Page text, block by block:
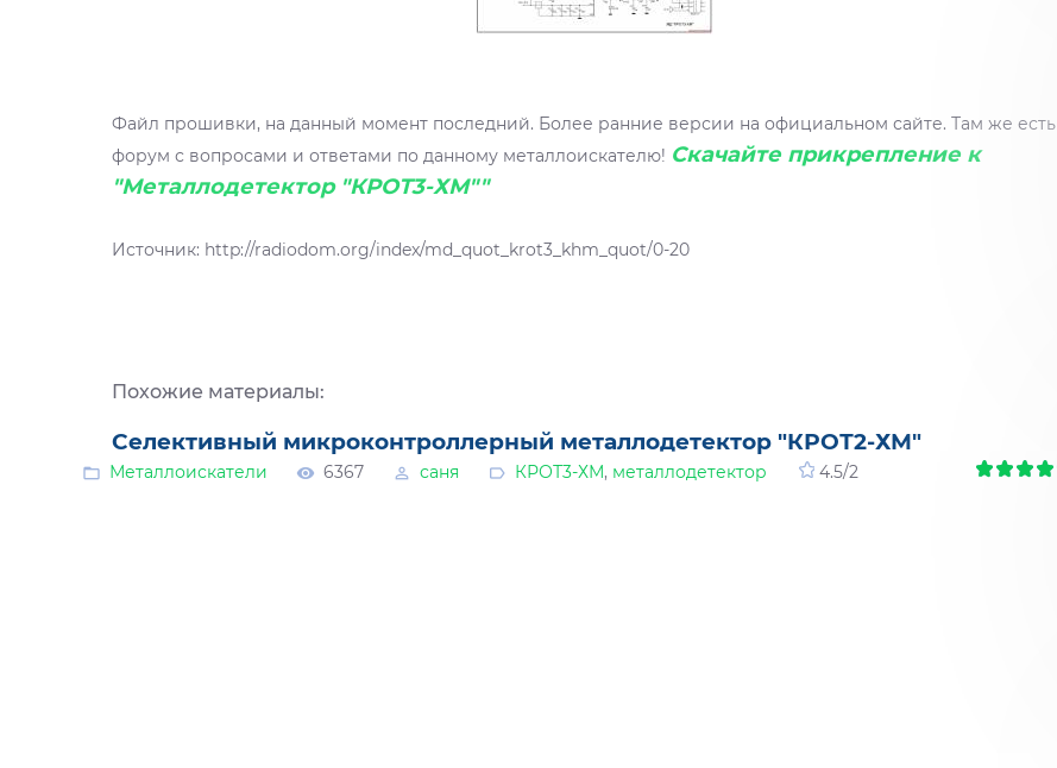
Файл прошивки, на данный момент последний. Более ранние версии на официальном сайте. Там же есть
форум с вопросами и ответами по данному металлоискателю! Скачайте прикрепление к
"Металлодетектор "КРОТ3-ХМ""
Источник: http://radiodom.org/index/md_quot_krot3_khm_quot/0-20
Похожие материалы:
Cелективный микроконтроллерный металлодетектор "КРОТ2-ХМ"
Металлоискатели 6367 саня КРОТ3-ХМ, металлодетектор 4.5/2